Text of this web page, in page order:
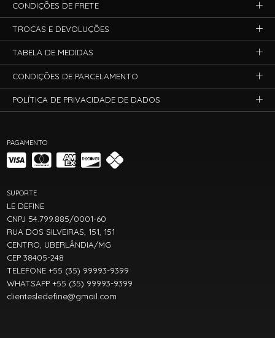
PAGAMENTO
SUPORTE
LE DEFINE
CNPJ 54.799.885/0001-60
RUA DOS SILVEIRAS, 151, 151
CENTRO, UBERLÂNDIA/MG
CEP 38405-248
TELEFONE +55 (35) 99993-9399
WHATSAPP +55 (35) 99993-9399
clientesledefine@gmail.com
CONDIÇÕES DE FRETE
TROCAS E DEVOLUÇÕES
TABELA DE MEDIDAS
CONDIÇÕES DE PARCELAMENTO
POLÍTICA DE PRIVACIDADE DE DADOS